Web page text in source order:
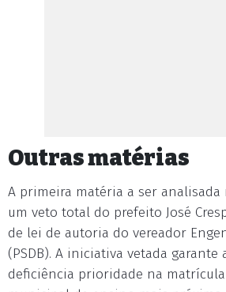
Outras matérias
A primeira matéria a ser analisada
um veto total do prefeito José
de lei de autoria do vereador
(PSDB). A iniciativa vetada garante
deficiência prioridade na